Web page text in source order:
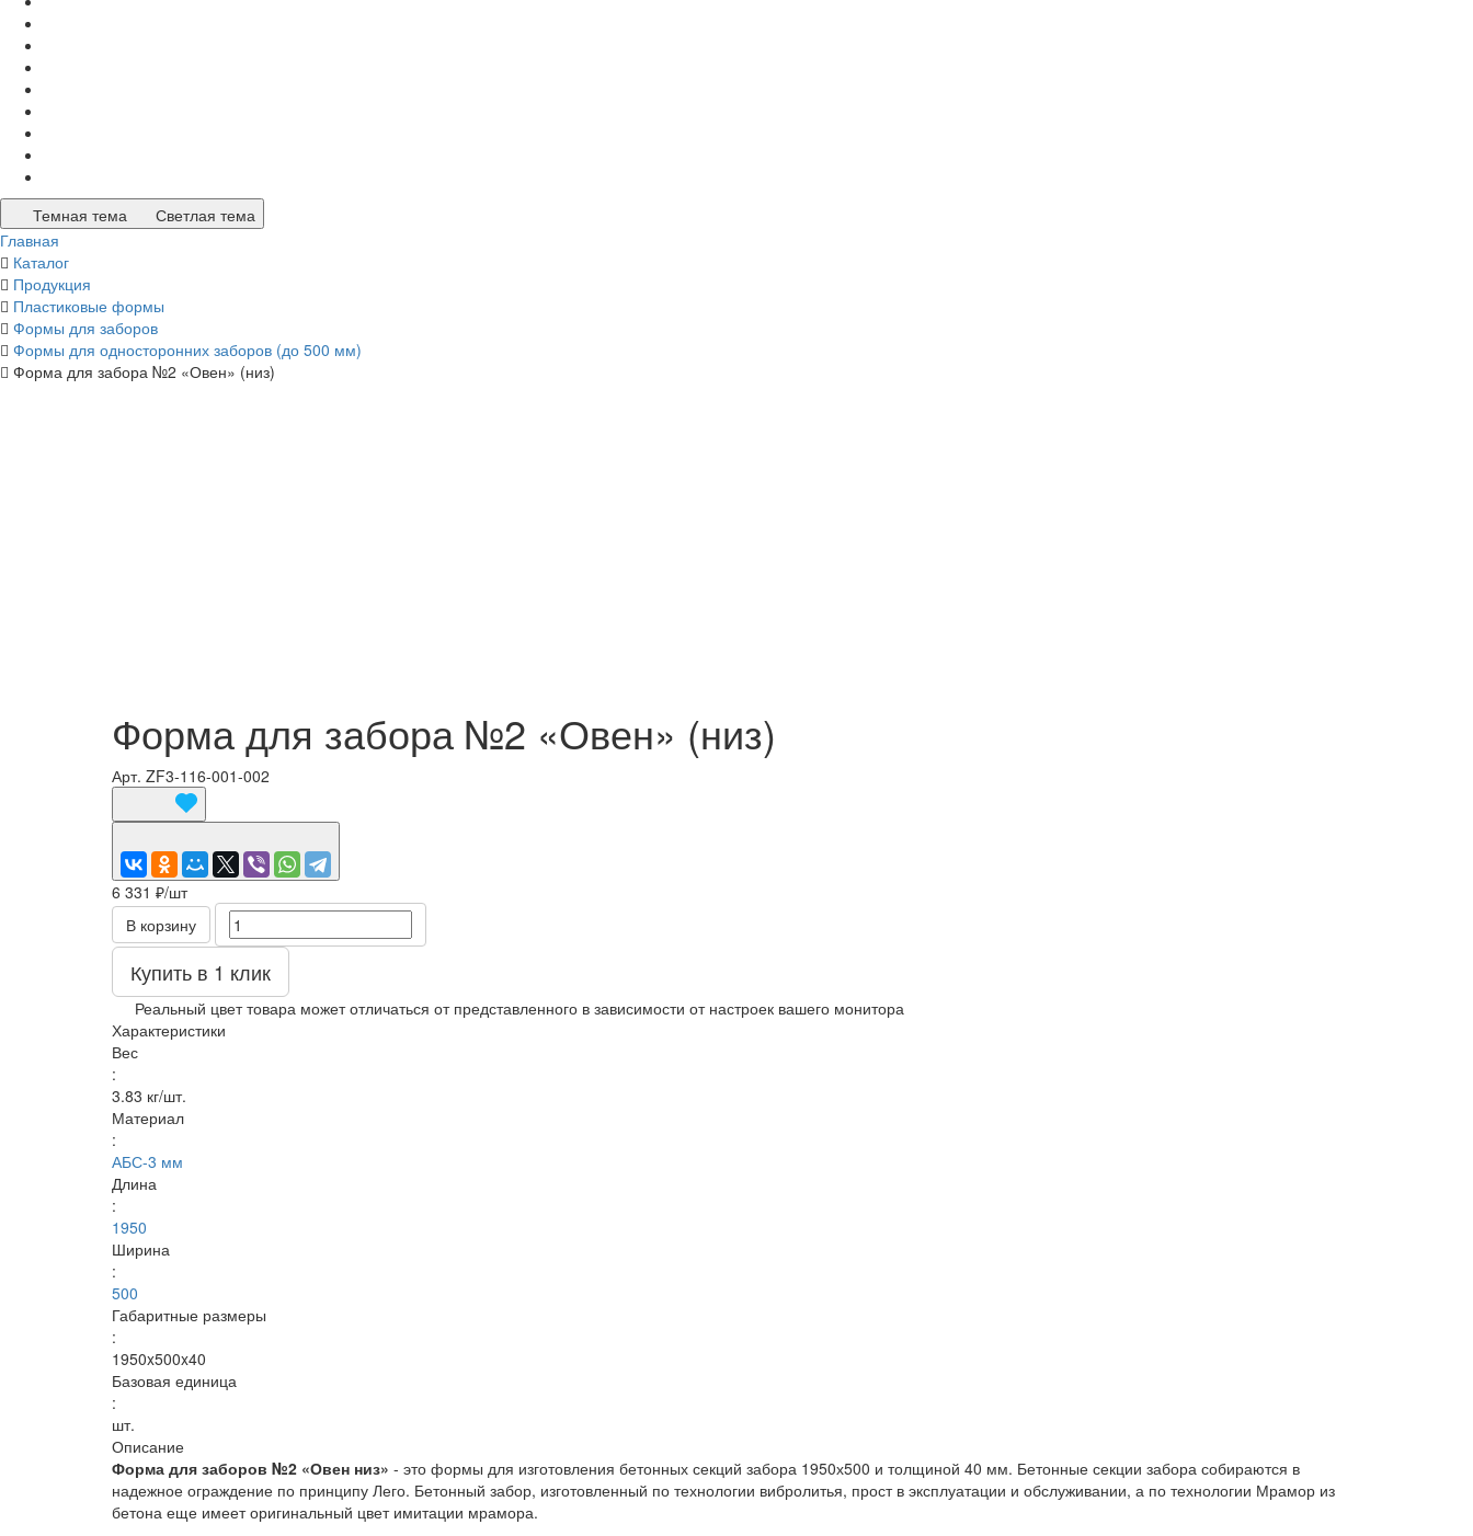
Темная тема
Светлая тема
Главная
Каталог
Продукция
Пластиковые формы
Формы для заборов
Формы для односторонних заборов (до 500 мм)
Форма для забора №2 «Овен» (низ)
Форма для забора №2 «Овен» (низ)
Арт. ZF3-116-001-002
6 331 ₽/шт
В корзину
Купить в 1 клик
Реальный цвет товара может отличаться от представленного в зависимости от настроек вашего монитора
Характеристики
Вес
:
3.83 кг/шт.
Материал
:
АБС-3 мм
Длина
:
1950
Ширина
:
500
Габаритные размеры
:
1950x500x40
Базовая единица
:
шт.
Описание
Форма для заборов №2 «Овен низ» - это формы для изготовления бетонных секций забора 1950х500 и толщиной 40 мм. Бетонные секции забора собираются в
надежное ограждение по принципу Лего. Бетонный забор, изготовленный по технологии вибролитья, прост в эксплуатации и обслуживании, а по технологии Мрамор из
бетона еще имеет оригинальный цвет имитации мрамора.